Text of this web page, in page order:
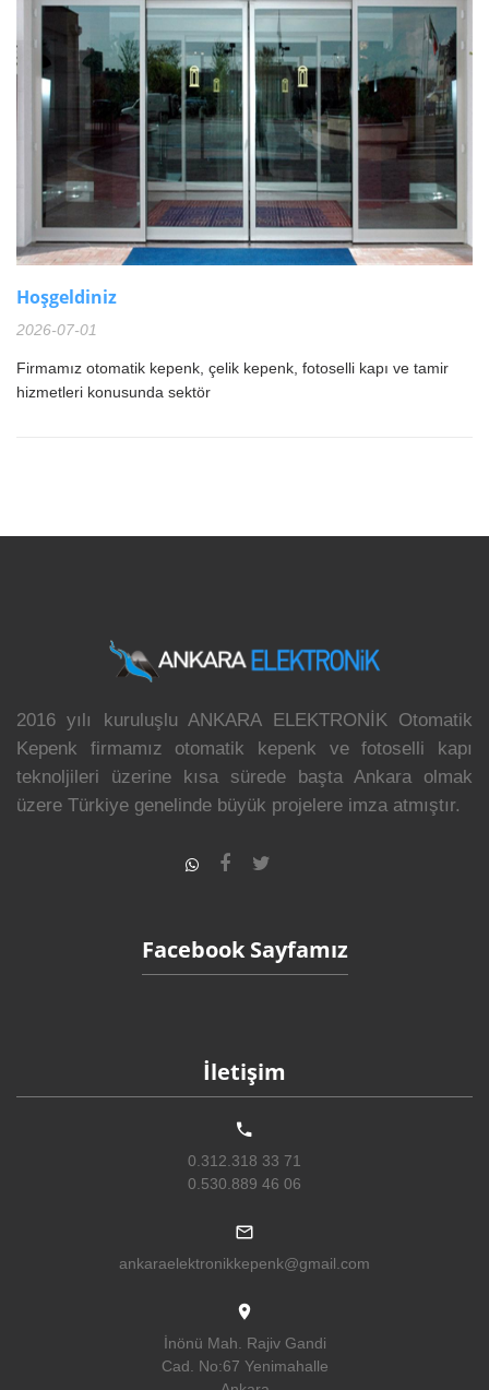
Hoşgeldiniz
2026-07-01
Firmamız otomatik kepenk, çelik kepenk, fotoselli kapı ve tamir
hizmetleri konusunda sektör
2016 yılı kuruluşlu ANKARA ELEKTRONİK Otomatik
Kepenk firmamız otomatik kepenk ve fotoselli kapı
teknoljileri üzerine kısa sürede başta Ankara olmak
üzere Türkiye genelinde büyük projelere imza atmıştır.
Facebook Sayfamız
İletişim
0.312.318 33 71
0.530.889 46 06
ankaraelektronikkepenk@gmail.com
İnönü Mah. Rajiv Gandi
Cad. No:67 Yenimahalle